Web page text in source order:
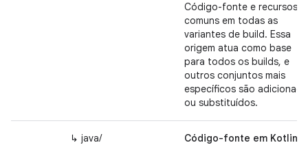
Código-fonte e recursos
comuns em todas as
variantes de build. Essa
origem atua como base
para todos os builds, e
outros conjuntos mais
específicos são
ou substituídos.
↳ java/
Código-fonte em Kotlin e